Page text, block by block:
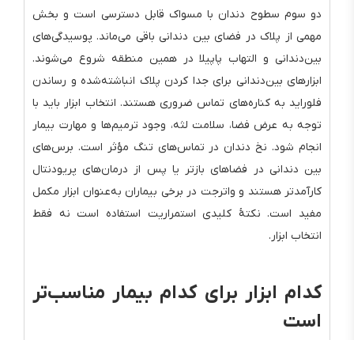
دو سوم سطوح دندان با مسواک قابل دسترسی است و بخش
مهمی از پلاک در فضای بین دندانی باقی می‌ماند. پوسیدگی‌های
بین‌دندانی و التهاب پاپیلا در همین منطقه شروع می‌شوند.
ابزارهای بین‌دندانی برای جدا کردن پلاک انباشته‌شده و رساندن
فلوراید به کناره‌های تماس ضروری هستند. انتخاب ابزار باید با
توجه به عرض فضا، سلامت لثه، وجود ترمیم‌ها و مهارت بیمار
انجام شود. نخ دندان در تماس‌های تنگ مؤثر است. برس‌های
بین دندانی در فضاهای بازتر یا پس از درمان‌های پریودنتال
کارآمدتر هستند و واترجت در برخی بیماران به‌عنوان ابزار مکمل
مفید است. نکتهٔ کلیدی استمراریت استفاده است نه فقط
انتخاب ابزار.
کدام ابزار برای کدام بیمار مناسب‌تر
است